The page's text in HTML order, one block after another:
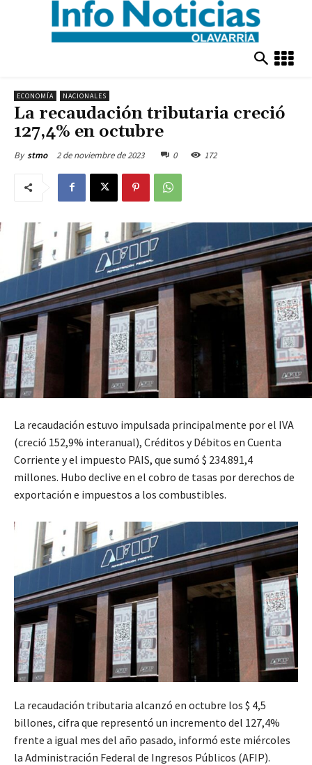
ECONOMÍA NACIONALES
La recaudación tributaria creció
127,4% en octubre
By stmo 2 de noviembre de 2023 0 172
La recaudación estuvo impulsada principalmente por el IVA
(creció 152,9% interanual), Créditos y Débitos en Cuenta
Corriente y el impuesto PAIS, que sumó $ 234.891,4
millones. Hubo declive en el cobro de tasas por derechos de
exportación e impuestos a los combustibles.
La recaudación tributaria alcanzó en octubre los $ 4,5
billones, cifra que representó un incremento del 127,4%
frente a igual mes del año pasado, informó este miércoles
la Administración Federal de Ingresos Públicos (AFIP).